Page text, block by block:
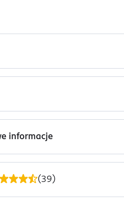
Lovely Perfect Line nr 11 w
COMMUNIS SEED OIL,
TRIGLYCERIDES, MICA, ISOPROPYL
ACID, CI 77499, CI 77492, CI
informacje
DOTYCZĄCE BEZPIECZEŃSTWA
w pomieszczeniach suchych w
(39)